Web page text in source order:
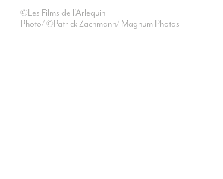
©Les Films de l’Arlequin
Photo/ ©Patrick Zachmann/ Magnum Photos